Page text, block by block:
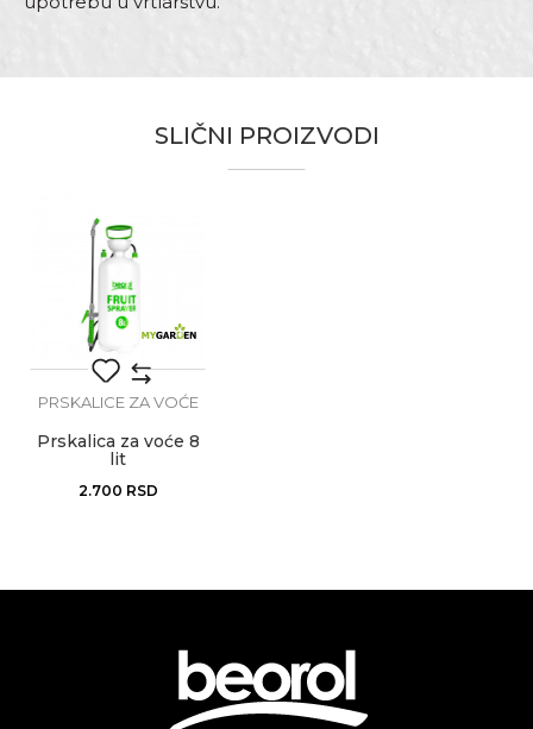
Kategorija
Prskalice za voće
Kvalitetna plastika
Baštovani, Hobby
Zapremina
Brendovi
Anti-spam zaštita - izračunajte koliko je 2 + 3 :
SLIČNI PROIZVODI
PRSKALICE ZA VOĆE
Prskalica za voće 8
lit
2.700 RSD